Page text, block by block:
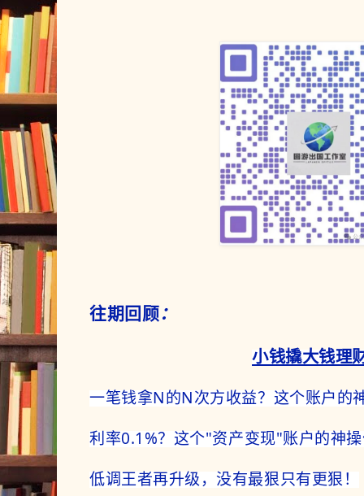
往期回顾：
小钱撬大钱理
一笔钱拿N的N次方收益？这个账户的
利率0.1%？这个"资产变现"账户的神
低调王者再升级，没有最狠只有更狠！